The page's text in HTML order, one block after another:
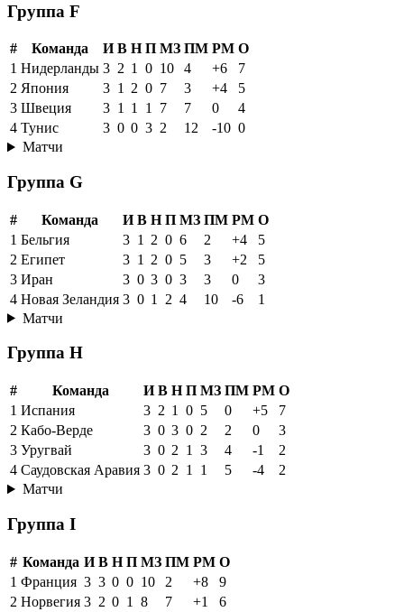
Группа F
# Команда И В Н П МЗ ПМ РМ О
1 Нидерланды 3 2 1 0 10 4 +6
7
2 Япония 3 1 2 0 7 3 +4
5
3 Швеция 3 1 1 1 7 7 0
4
4 Тунис 3 0 0 3 2 12 -10 0
Матчи
Группа G
# Команда И В Н П МЗ ПМ РМ О
1 Бельгия 3 1 2 0 6 2 +4
5
2 Египет 3 1 2 0 5 3 +2
5
3 Иран 3 0 3 0 3 3 0
3
4 Новая Зеландия 3 0 1 2 4 10 -6
1
Матчи
Группа H
# Команда И В Н П МЗ ПМ РМ О
1 Испания 3 2 1 0 5 0 +5
7
2 Кабо-Верде 3 0 3 0 2 2 0
3
3 Уругвай 3 0 2 1 3 4 -1
2
4 Саудовская Аравия 3 0 2 1 1 5 -4
2
Матчи
Группа I
# Команда И В Н П МЗ ПМ РМ О
1 Франция 3 3 0 0 10 2 +8
9
2 Норвегия 3 2 0 1 8 7 +1
6